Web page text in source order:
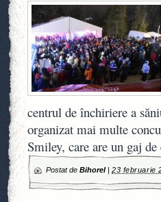
centrul de închiriere a
organizat mai multe
Smiley, care are un gaj de
Postat de Bihorel| 23 februarie